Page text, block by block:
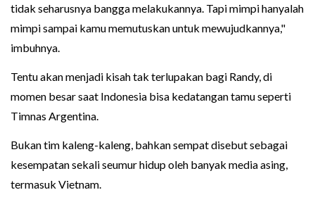
tidak seharusnya bangga melakukannya. Tapi mimpi hanyalah
mimpi sampai kamu memutuskan untuk mewujudkannya,"
imbuhnya.
Tentu akan menjadi kisah tak terlupakan bagi Randy, di
momen besar saat Indonesia bisa kedatangan tamu seperti
Timnas Argentina.
Bukan tim kaleng-kaleng, bahkan sempat disebut sebagai
kesempatan sekali seumur hidup oleh banyak media asing,
termasuk Vietnam.